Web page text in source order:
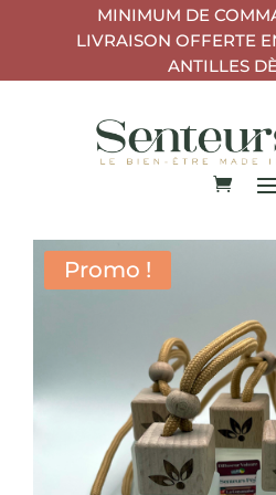
MINIMUM DE
LIVRAISON OFFERTE
ANTILLES
Promo !